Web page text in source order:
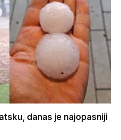
danas je najopasniji